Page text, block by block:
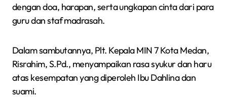
dengan doa, harapan, serta ungkapan cinta dari para
guru dan staf madrasah.
Dalam sambutannya, Plt. Kepala MIN 7 Kota Medan,
Risrahim, S.Pd., menyampaikan rasa syukur dan haru
atas kesempatan yang diperoleh Ibu Dahlina dan
suami.